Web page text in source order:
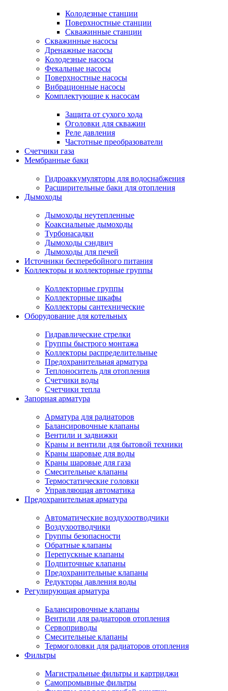
Колодезные станции
Поверхностные станции
Скважинные станции
Скважинные насосы
Дренажные насосы
Колодезные насосы
Фекальные насосы
Поверхностные насосы
Вибрационные насосы
Комплектующие к насосам
Защита от сухого хода
Оголовки для скважин
Реле давления
Частотные преобразователи
Счетчики газа
Мембранные баки
Гидроаккумуляторы для водоснабжения
Расширительные баки для отопления
Дымоходы
Дымоходы неутепленные
Коаксиальные дымоходы
Турбонасадки
Дымоходы сэндвич
Дымоходы для печей
Источники бесперебойного питания
Коллекторы и коллекторные группы
Коллекторные группы
Коллекторные шкафы
Коллекторы сантехнические
Оборудование для котельных
Гидравлические стрелки
Группы быстрого монтажа
Коллекторы распределительные
Предохранительная арматура
Теплоноситель для отопления
Счетчики воды
Счетчики тепла
Запорная арматура
Арматура для радиаторов
Балансировочные клапаны
Вентили и задвижки
Краны и вентили для бытовой техники
Краны шаровые для воды
Краны шаровые для газа
Смесительные клапаны
Термостатические головки
Управляющая автоматика
Предохранительная арматура
Автоматические воздухоотводчики
Воздухоотводчики
Группы безопасности
Обратные клапаны
Перепускные клапаны
Подпиточные клапаны
Предохранительные клапаны
Редукторы давления воды
Регулирующая арматура
Балансировочные клапаны
Вентили для радиаторов отопления
Сервоприводы
Смесительные клапаны
Термоголовки для радиаторов отопления
Фильтры
Магистральные фильтры и картриджи
Самопромывные фильтры